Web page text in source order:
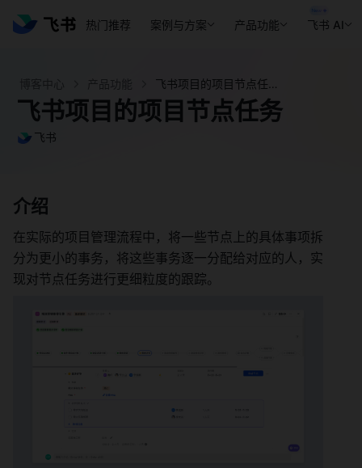
热门推荐 案例与方案 产品功能 飞书 AI
飞书项目的项目节点任务
飞书
介绍
在实际的项目管理流程中，将一些节点上的具体事项拆
分为更小的事务，将这些事务逐一分配给对应的人，实
现对节点任务进行更细粒度的跟踪。